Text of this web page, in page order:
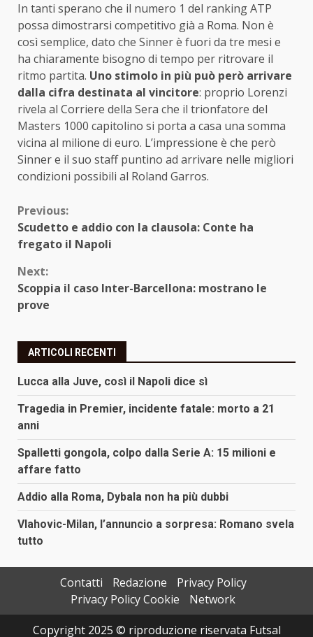
In tanti sperano che il numero 1 del ranking ATP
possa dimostrarsi competitivo già a Roma. Non è
così semplice, dato che Sinner è fuori da tre mesi e
ha chiaramente bisogno di tempo per ritrovare il
ritmo partita. Uno stimolo in più può però arrivare
dalla cifra destinata al vincitore: proprio Lorenzi
rivela al Corriere della Sera che il trionfatore del
Masters 1000 capitolino si porta a casa una somma
vicina al milione di euro. L’impressione è che però
Sinner e il suo staff puntino ad arrivare nelle migliori
condizioni possibili al Roland Garros.
Continue
Reading
Previous:
Scudetto e addio con la clausola: Conte ha
fregato il Napoli
Next:
Scoppia il caso Inter-Barcellona: mostrano le
prove
ARTICOLI RECENTI
Lucca alla Juve, così il Napoli dice sì
Tragedia in Premier, incidente fatale: morto a 21
anni
Spalletti gongola, colpo dalla Serie A: 15 milioni e
affare fatto
Addio alla Roma, Dybala non ha più dubbi
Vlahovic-Milan, l’annuncio a sorpresa: Romano svela
tutto
Contatti Redazione
Privacy Policy
Privacy Policy Cookie
Network
Copyright 2025 © riproduzione riservata Futsal